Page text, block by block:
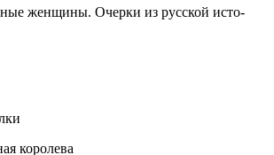
жен­щи­ны. Очер­ки из рус­ской ис­то­